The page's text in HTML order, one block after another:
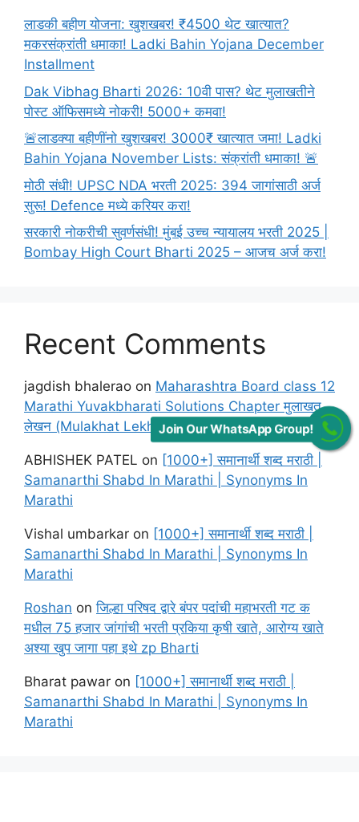
–
आजच
लाडकी बहीण योजना: खुशखबर! ₹4500 थेट खात्यात?
मकरसंक्रांती धमाका! Ladki Bahin Yojana December
Installment
Dak Vibhag Bharti 2026: 10वी पास? थेट मुलाखतीने
पोस्ट ऑफिसमध्ये नोकरी! 5000+ कमवा!
🚨लाडक्या बहीणींनो खुशखबर! 3000₹ खात्यात जमा! Ladki
Bahin Yojana November Lists: संक्रांती धमाका! 🚨
मोठी संधी! UPSC NDA भरती 2025: 394 जागांसाठी अर्ज
सुरू! Defence मध्ये करियर करा!
सरकारी नोकरीची सुवर्णसंधी! मुंबई उच्च न्यायालय भरती 2025 |
Bombay High Court Bharti 2025 – आजच अर्ज करा!
Recent Comments
jagdish bhalerao on Maharashtra Board class 12
Marathi Yuvakbharati Solutions Chapter मुलाखत
लेखन (Mulakhat Lekhan)
ABHISHEK PATEL on [1000+] समानार्थी शब्द मराठी |
Samanarthi Shabd In Marathi | Synonyms In
Marathi
Vishal umbarkar on [1000+] समानार्थी शब्द मराठी |
Samanarthi Shabd In Marathi | Synonyms In
Marathi
Roshan onजिल्हा परिषद द्वारे बंपर पदांची महाभरती गट क
मधील 75 हजार जांगांची भरती प्रकिया कृषी खाते, आरोग्य खाते
अश्या खुप जागा पहा इथे zp Bharti
Bharat pawar on [1000+] समानार्थी शब्द मराठी |
Samanarthi Shabd In Marathi | Synonyms In
Marathi
Join Our WhatsApp Group!